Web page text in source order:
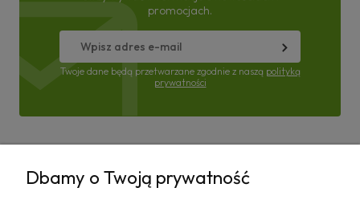
promocjach.
Twoje dane będą przetwarzane zgodnie z naszą polityką
prywatności
Dbamy o Twoją prywatność